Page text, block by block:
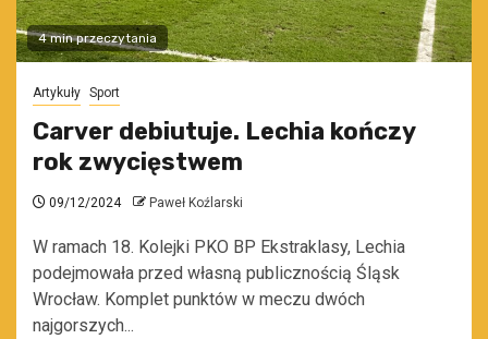
4 min przeczytania
Artykuły Sport
Carver debiutuje. Lechia kończy
rok zwycięstwem
09/12/2024 Paweł Koźlarski
W ramach 18. Kolejki PKO BP Ekstraklasy, Lechia
podejmowała przed własną publicznością Śląsk
Wrocław. Komplet punktów w meczu dwóch
najgorszych...